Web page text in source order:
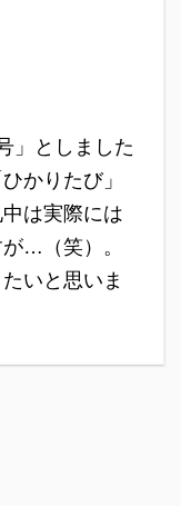
」としました
かりたび」
は実際には
…（笑）。
いと思いま